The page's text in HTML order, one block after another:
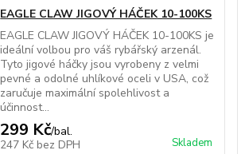
EAGLE CLAW JIGOVÝ HÁČEK 10-100KS
EAGLE CLAW JIGOVÝ HÁČEK 10-100KS je
ideální volbou pro váš rybářský arzenál.
Tyto jigové háčky jsou vyrobeny z velmi
pevné a odolné uhlíkové oceli v USA, což
zaručuje maximální spolehlivost a
účinnost...
299 Kč/bal.
247 Kč bez DPH Skladem